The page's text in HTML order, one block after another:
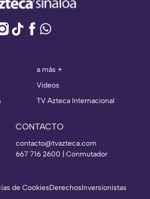
a más +
Videos
TV Azteca Internacional
CONTACTO
contacto@tvazteca.com
667 716 2600 | Conmutador
de CookiesDerechosInversionistas